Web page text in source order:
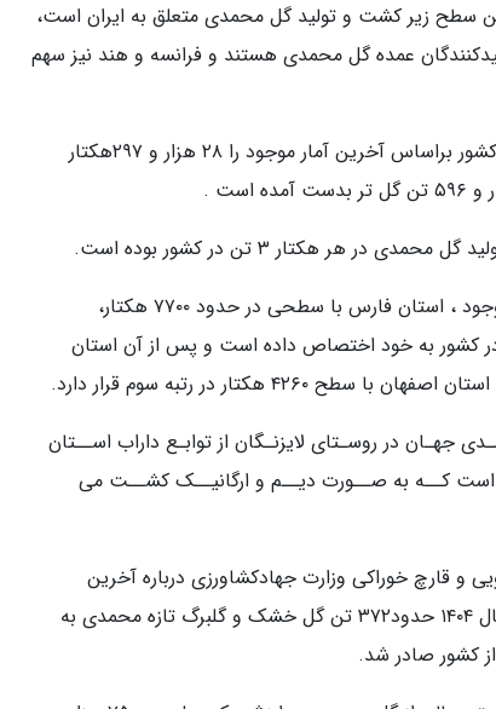
سطح زیر کشت و تولید گل محمدی متعلق به ایران است،
عمده گل محمدی هستند و فرانسه و هند نیز سهم
فتاحی‌فر سطح زیر کشت گل محمدی در کشور براساس آخرین آمار موجود را ۲۸ هزار و ۲۹۷هکتار
فتاحی‌فر خاطرنشان کرد: براساس آمار موجود ، استان فارس با سطحی در حدود ۷۷۰۰ هکتار،
کشور به خود اختصاص داده است و پس از آن استان
جهـان در روسـتای لایزنـگان از توابـع داراب اســتان
حدود ۵ هزار هکتار است کــه به صــورت دیــم و ارگانیــک کشــت می
و قارچ خوراکی وزارت جهادکشاورزی درباره آخرین
وضعیت صادرات گل محمدی گفت: در سال ۱۴۰۴ حدود۳۷۲ تن گل خشک و گلبرگ تازه محمدی به